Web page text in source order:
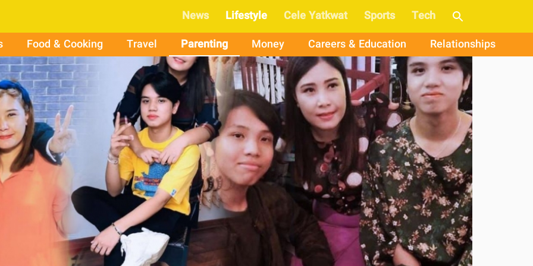
News Lifestyle Cele Yatkwat Sports
Tech
Food & Cooking Travel Parenting Money Careers & Education
Relationships